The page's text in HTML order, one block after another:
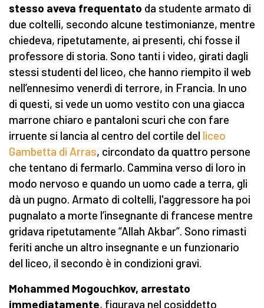
stesso aveva frequentato da studente armato di
due coltelli, secondo alcune testimonianze, mentre
chiedeva, ripetutamente, ai presenti, chi fosse il
professore di storia. Sono tanti i video, girati dagli
stessi studenti del liceo, che hanno riempito il web
nell’ennesimo venerdì di terrore, in Francia. In uno
di questi, si vede un uomo vestito con una giacca
marrone chiaro e pantaloni scuri che con fare
irruente si lancia al centro del cortile del liceo
Gambetta di Arras, circondato da quattro persone
che tentano di fermarlo. Cammina verso di loro in
modo nervoso e quando un uomo cade a terra, gli
dà un pugno. Armato di coltelli, l'aggressore ha poi
pugnalato a morte l’insegnante di francese mentre
gridava ripetutamente “Allah Akbar”. Sono rimasti
feriti anche un altro insegnante e un funzionario
del liceo, il secondo è in condizioni gravi.
Mohammed Mogouchkov, arrestato
immediatamente, figurava nel cosiddetto